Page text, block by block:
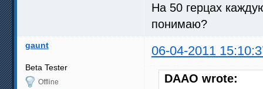
На 50 герцах
понимаю?
gaunt 06-04-2011
Beta Tester
Offline
DAAO wrote: